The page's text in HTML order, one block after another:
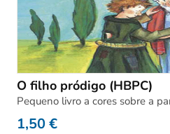
O filho pródigo (HBPC)
Pequeno livro a cores sobre a
1,50€